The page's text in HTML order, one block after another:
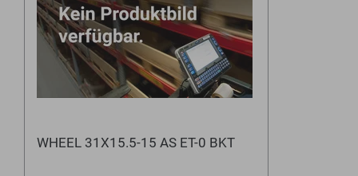
WHEEL 31X15.5-15 AS ET-0 BKT